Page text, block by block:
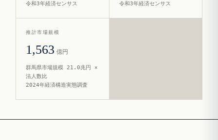
令和3年経済センサス 令和3年経済センサス
推計市場規模
1,563 億円
群馬県市場規模 21.0兆円 ×
法人数比
2024年経済構造実態調査